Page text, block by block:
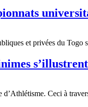
et privées du
Ceci à